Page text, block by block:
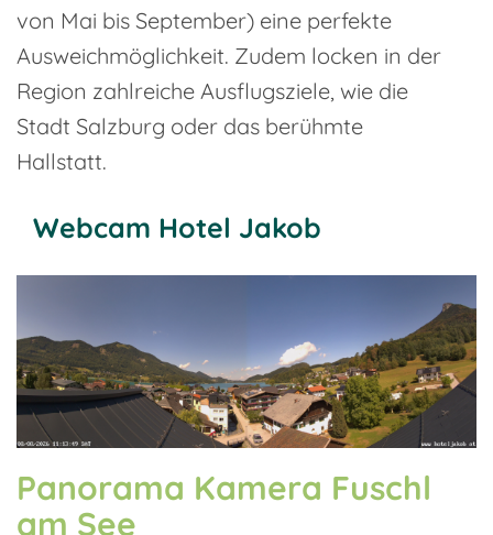
von Mai bis September) eine perfekte
Ausweichmöglichkeit. Zudem locken in der
Region zahlreiche Ausflugsziele, wie die
Stadt Salzburg oder das berühmte
Hallstatt.
Webcam Hotel Jakob
Panorama Kamera Fuschl
am See